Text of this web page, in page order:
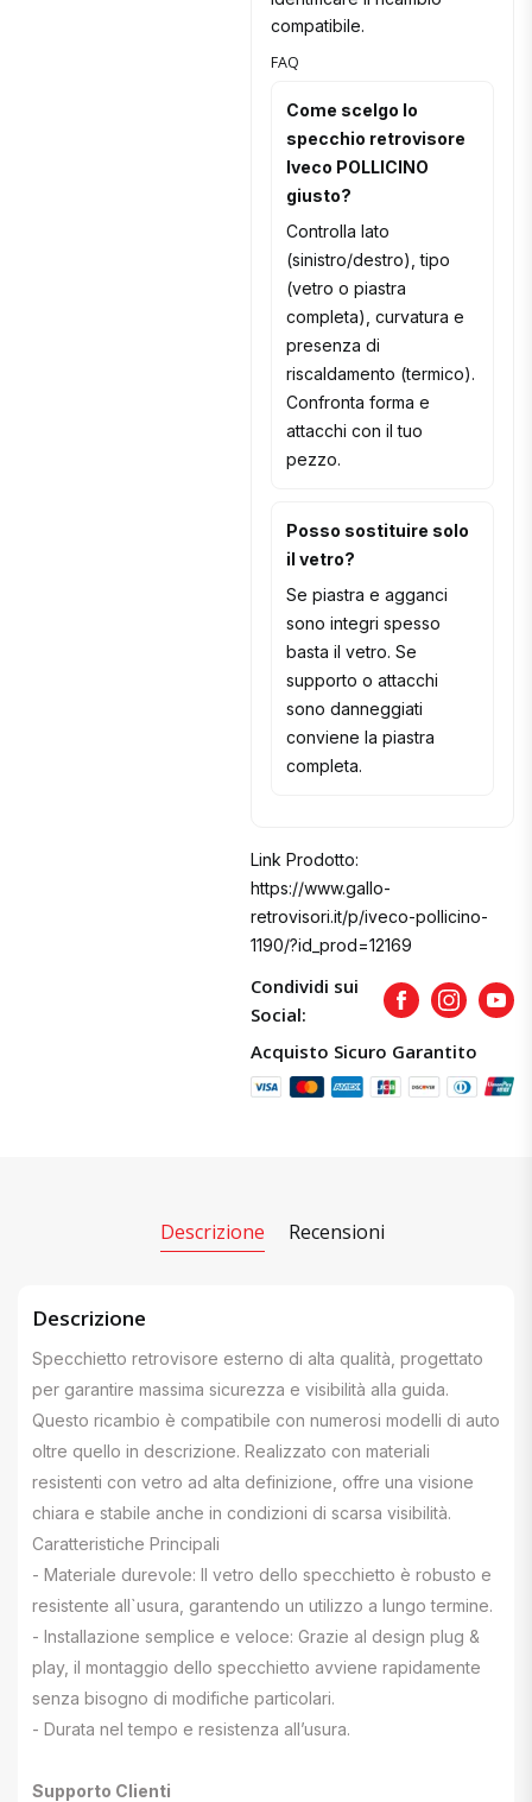
compatibile.
FAQ
Come scelgo lo
specchio retrovisore
Iveco POLLICINO
giusto?
Controlla lato
(sinistro/destro), tipo
(vetro o piastra
completa), curvatura e
presenza di
riscaldamento (termico).
Confronta forma e
attacchi con il tuo
pezzo.
Posso sostituire solo
il vetro?
Se piastra e agganci
sono integri spesso
basta il vetro. Se
supporto o attacchi
sono danneggiati
conviene la piastra
completa.
Link Prodotto:
https://www.gallo-
retrovisori.it/p/iveco-pollicino-
1190/?id_prod=12169
Condividi sui
Social:
FacebookInstagram
Acquisto Sicuro Garantito
Descrizione Recensioni
Descrizione
Specchietto retrovisore esterno di alta qualità, progettato
per garantire massima sicurezza e visibilità alla guida.
Questo ricambio è compatibile con numerosi modelli di auto
oltre quello in descrizione. Realizzato con materiali
resistenti con vetro ad alta definizione, offre una visione
chiara e stabile anche in condizioni di scarsa visibilità.
Caratteristiche Principali
- Materiale durevole: Il vetro dello specchietto è robusto e
resistente all`usura, garantendo un utilizzo a lungo termine.
- Installazione semplice e veloce: Grazie al design plug &
play, il montaggio dello specchietto avviene rapidamente
senza bisogno di modifiche particolari.
- Durata nel tempo e resistenza all’usura.
Supporto Clienti